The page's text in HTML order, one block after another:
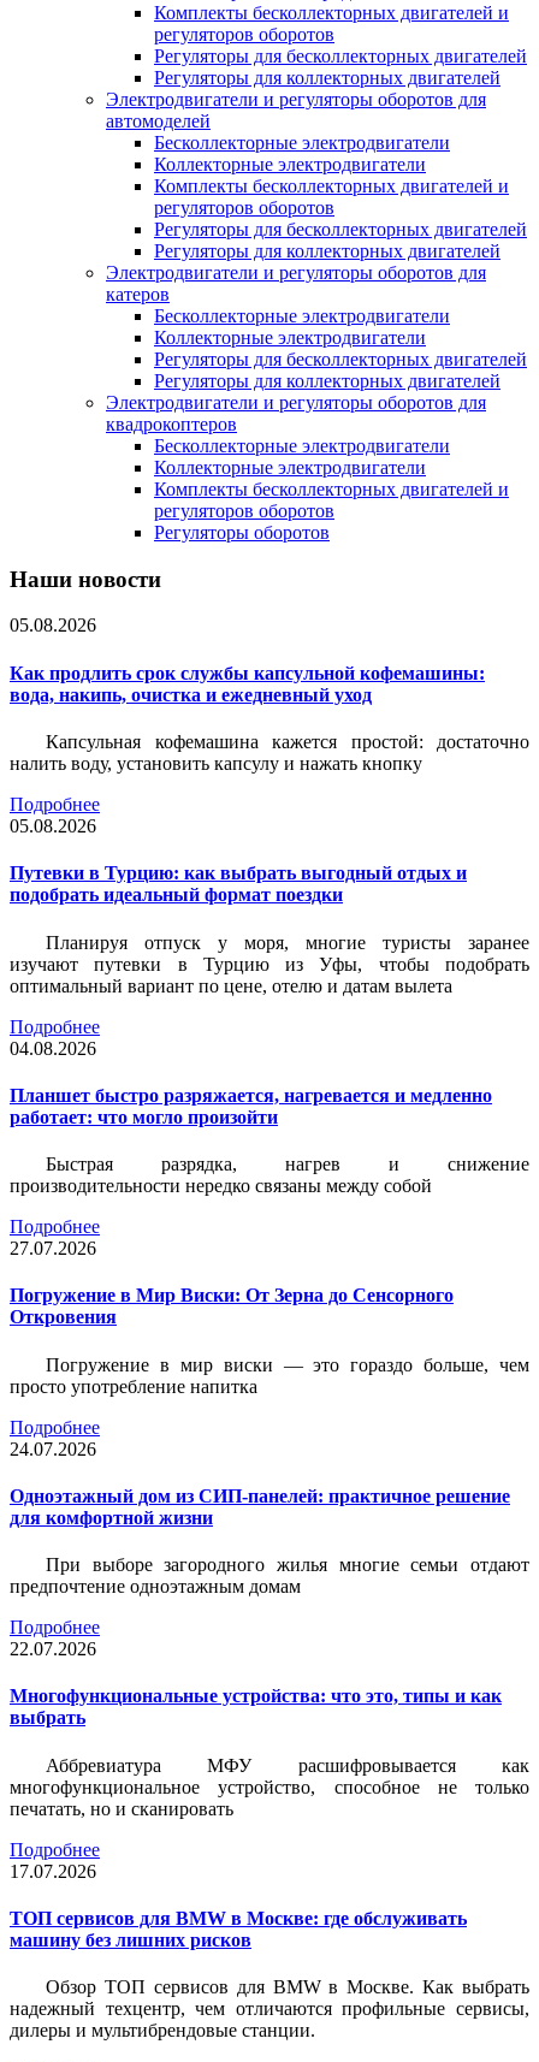
Комплекты бесколлекторных двигателей и
регуляторов оборотов
Регуляторы для бесколлекторных двигателей
Регуляторы для коллекторных двигателей
Электродвигатели и регуляторы оборотов для
автомоделей
Бесколлекторные электродвигатели
Коллекторные электродвигатели
Комплекты бесколлекторных двигателей и
регуляторов оборотов
Регуляторы для бесколлекторных двигателей
Регуляторы для коллекторных двигателей
Электродвигатели и регуляторы оборотов для
катеров
Бесколлекторные электродвигатели
Коллекторные электродвигатели
Регуляторы для бесколлекторных двигателей
Регуляторы для коллекторных двигателей
Электродвигатели и регуляторы оборотов для
квадрокоптеров
Бесколлекторные электродвигатели
Коллекторные электродвигатели
Комплекты бесколлекторных двигателей и
регуляторов оборотов
Регуляторы оборотов
Наши новости
05.08.2026
Как продлить срок службы капсульной кофемашины:
вода, накипь, очистка и ежедневный уход
Капсульная кофемашина кажется простой: достаточно
налить воду, установить капсулу и нажать кнопку
Подробнее
05.08.2026
Путевки в Турцию: как выбрать выгодный отдых и
подобрать идеальный формат поездки
Планируя отпуск у моря, многие туристы заранее
изучают путевки в Турцию из Уфы, чтобы подобрать
оптимальный вариант по цене, отелю и датам вылета
Подробнее
04.08.2026
Планшет быстро разряжается, нагревается и медленно
работает: что могло произойти
Быстрая разрядка, нагрев и снижение
производительности нередко связаны между собой
Подробнее
27.07.2026
Погружение в Мир Виски: От Зерна до Сенсорного
Откровения
Погружение в мир виски — это гораздо больше, чем
просто употребление напитка
Подробнее
24.07.2026
Одноэтажный дом из СИП-панелей: практичное решение
для комфортной жизни
При выборе загородного жилья многие семьи отдают
предпочтение одноэтажным домам
Подробнее
22.07.2026
Многофункциональные устройства: что это, типы и как
выбрать
Аббревиатура МФУ расшифровывается как
многофункциональное устройство, способное не только
печатать, но и сканировать
Подробнее
17.07.2026
ТОП сервисов для BMW в Москве: где обслуживать
машину без лишних рисков
Обзор ТОП сервисов для BMW в Москве. Как выбрать
надежный техцентр, чем отличаются профильные сервисы,
дилеры и мультибрендовые станции.